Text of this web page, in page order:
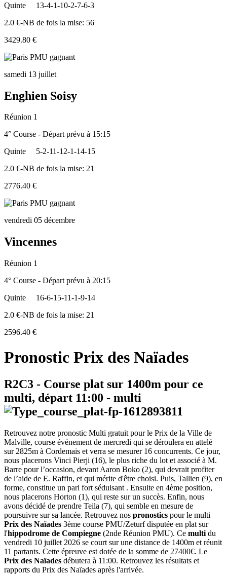
Quinte
13-4-1-10-2-7-6-3
2.0 €-NB de fois la mise: 56
3429.80 €
samedi 13 juillet
Enghien Soisy
Réunion 1
4° Course - Départ prévu à 15:15
Quinte
5-2-11-12-1-14-15
2.0 €-NB de fois la mise: 21
2776.40 €
vendredi 05 décembre
Vincennes
Réunion 1
4° Course - Départ prévu à 20:15
Quinte
16-6-15-11-1-9-14
2.0 €-NB de fois la mise: 21
2596.40 €
Pronostic Prix des Naïades
R2C3 - Course plat sur 1400m pour ce
multi, départ 11:00 - multi
Retrouvez notre pronostic Multi gratuit pour le Prix de la Ville de
Malville, course événement de mercredi qui se déroulera en attelé
sur 2825m à Cordemais et verra se mesurer 16 concurrents. Ce jour,
nous placerons Vinci Pierji (16), le plus riche du lot et associé à M.
Barre pour l’occasion, devant Aaron Boko (2), qui devrait profiter
de l’aide de E. Raffin, et qui mérite d'être choisi. Puis, Tallien (9), en
forme, constitue un pari fort séduisant . Ensuite en 4ème position,
nous placerons Horton (1), qui reste sur un succès. Enfin, nous
avons décidé de prendre Teila (7), qui semble en mesure de
poursuivre sur sa lancée. Retrouvez nos pronostics pour le multi
Prix des Naïades 3ème course PMU/Zeturf disputée en plat sur
l'hippodrome de Compiegne (2nde Réunion PMU). Ce multi du
vendredi 10 juillet 2026 se court sur une distance de 1400m et réunit
11 partants. Cette épreuve est dotée de la somme de 27400€. Le
Prix des Naïades débutera à 11:00. Retrouvez les résultats et
rapports du Prix des Naïades après l'arrivée.